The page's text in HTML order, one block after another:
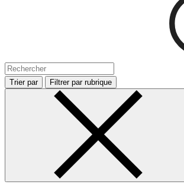
Trier par Filtrer par rubrique